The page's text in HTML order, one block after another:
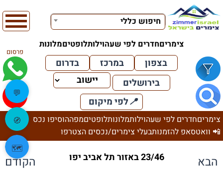
חיפוש כללי
צימריםחדרים לפי שעהוילותלופטיםמלונות
פרסום
בצפון במרכז
בדרום
בירושלים
📍לפי מיקום
צימריםחדרים לפי שעהוילותמלונותלופטיםמפההוסיפו נכס
📲 וואטסאפ להזמנותבעלי צימרים/נכסים הצטרפו
הבא 23/46 באזור תל אביב יפו הקודם
💬
🧭
🗺️